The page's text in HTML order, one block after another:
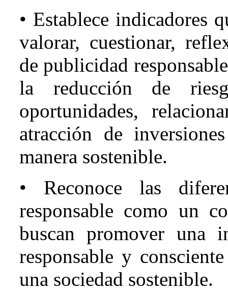
• Establece indicadores
valorar, cuestionar,
de publicidad
la reducción de
oportunidades,
atracción de
manera sostenible.
• Reconoce las
responsable como un
buscan promover una
responsable y
una sociedad sostenible.